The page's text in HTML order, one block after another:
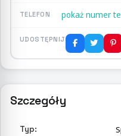
TELEFON pokaż numer
UDOSTĘPNIJ
Szczegóły
Typ: